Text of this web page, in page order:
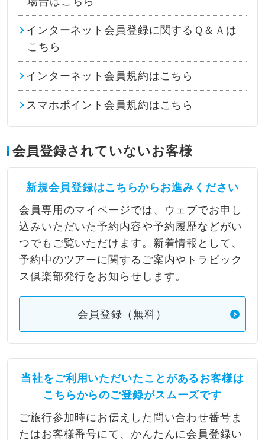
インターネット会員登録に関するＱ＆Ａは
こちら
インターネット会員規約はこちら
スマホポイント会員規約はこちら
会員登録されていないお客様
新規会員登録はこちらからお進みください
会員専用のマイページでは、ウェブでお申し
込みいただいた予約内容や予約履歴などがい
つでもご覧いただけます。新着情報として、
予約中のツアーに関するご案内やトラピック
ス倶楽部発行をお知らせします。
会員登録（無料）
当社をご利用いただいたことがあるお客様は
こちらからのご登録がスムーズです
ご旅行参加時にお伝えした問い合わせ番号ま
たはお客様番号にて、かんたんに会員登録い